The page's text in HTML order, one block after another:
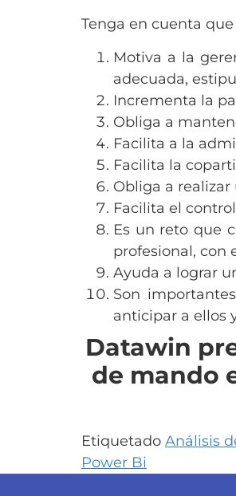
Tenga en cuenta
Motiva a la
adecuada,
Incrementa la
Obliga a
Facilita a la
Facilita la
Obliga a
Facilita el
Es un reto que
profesional, con
Ayuda a lograr
Son
anticipar a ellos
Datawin
de mando
Etiquetado Análisis
Power Bi